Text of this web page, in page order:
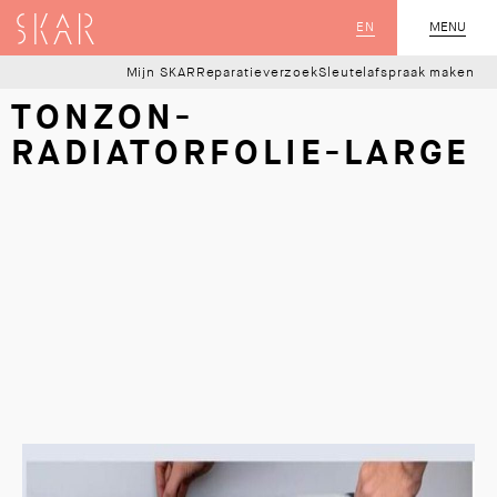
MENU
SLUIT
EN
SKAR
Mijn SKAR ReparatieverzoekSleutelafspraak maken
TONZON-
RADIATORFOLIE-LARGE